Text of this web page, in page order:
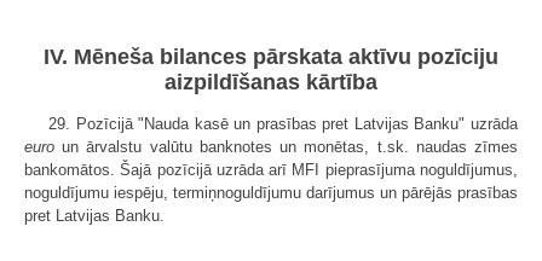
IV. Mēneša bilances pārskata aktīvu pozīciju
aizpildīšanas kārtība
29. Pozīcijā "Nauda kasē un prasības pret Latvijas Banku" uzrāda
euro un ārvalstu valūtu banknotes un monētas, t.sk. naudas zīmes
bankomātos. Šajā pozīcijā uzrāda arī MFI pieprasījuma noguldījumus,
noguldījumu iespēju, termiņnoguldījumu darījumus un pārējās prasības
pret Latvijas Banku.